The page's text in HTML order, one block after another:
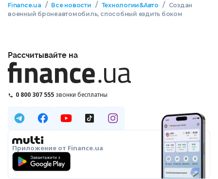
Finance.ua / Все новости / Технологии&Авто /
Создан
военный бронеавтомобиль, способный ездить боком
Рассчитывайте на
0 800 307 555 звонки бесплатны
Приложение от Finance.ua